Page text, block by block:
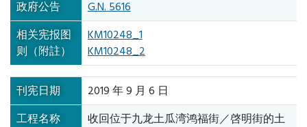
政府公告
G.N. 5616
相关宪报图
则（附註）
KM10248_1
KM10248_2
刊宪日期
2019 年 9 月 6 日
工程名称
收回位于九龙土瓜湾鸿福街／啓明街的土